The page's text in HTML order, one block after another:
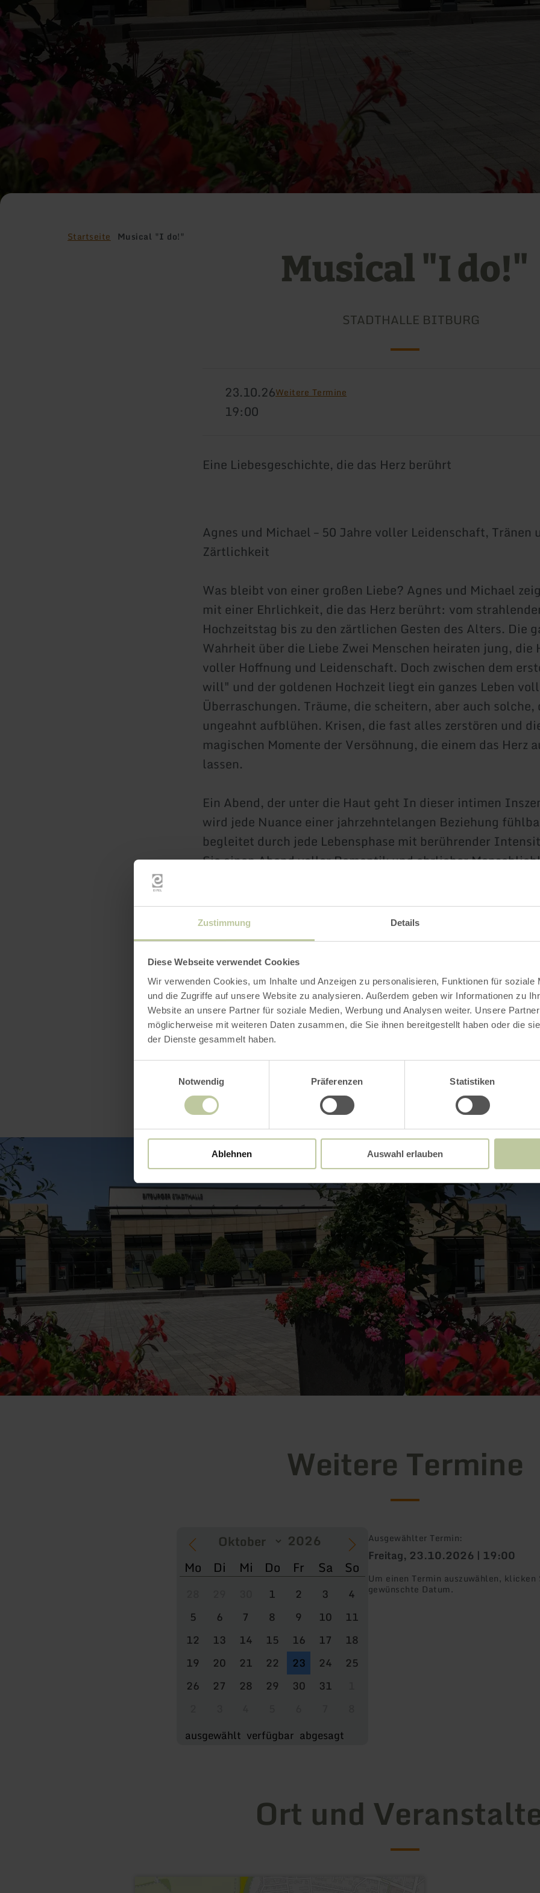
Zustimmung Details
Diese Webseite verwendet Cookies
Wir verwenden Cookies, um Inhalte und Anzeigen zu personalisieren, Funktionen für soziale
und die Zugriffe auf unsere Website zu analysieren. Außerdem geben wir Informationen zu
Website an unsere Partner für soziale Medien, Werbung und Analysen weiter. Unsere
möglicherweise mit weiteren Daten zusammen, die Sie ihnen bereitgestellt haben oder die
der Dienste gesammelt haben.
Notwendig
Präferenzen Statistiken
Ablehnen Auswahl erlauben
Startseite Musical "I do!"
Musical "I do!"
STADTHALLE BITBURG
23.10.26Weitere Termine
19:00
Eine Liebesgeschichte, die das Herz berührt
Agnes und Michael – 50 Jahre voller Leidenschaft, Tränen
Zärtlichkeit
Was bleibt von einer großen Liebe? Agnes und Michael
mit einer Ehrlichkeit, die das Herz berührt: vom
Hochzeitstag bis zu den zärtlichen Gesten des Alters. Die
Wahrheit über die Liebe Zwei Menschen heiraten jung, die
voller Hoffnung und Leidenschaft. Doch zwischen dem
will" und der goldenen Hochzeit liegt ein ganzes Leben
Überraschungen. Träume, die scheitern, aber auch solche,
ungeahnt aufblühen. Krisen, die fast alles zerstören und
magischen Momente der Versöhnung, die einem das Herz
lassen.
Ein Abend, der unter die Haut geht In dieser intimen
wird jede Nuance einer jahrzehntelangen Beziehung
begleitet durch jede Lebensphase mit berührender
Sie einen Abend voller Romantik und ehrlicher
Beginn
Karten für die Veranstaltung sind im Vorverkauf
Vorverkaufsstellen von Ticket - Regional, z.B. bei der
Information, Römermauer 6, Bitburg, Tel.: 06561-94340
Impressionen
Weitere Termine
Mo Di Mi Do Fr Sa So
1 2 3
4
5
6 7 8 9 10
11
12
13 14 15 16 17
18
19
20 21 22 23 24
25
26
27 28 29 30 31
ausgewählt verfügbar abgesagt
Ausgewählter Termin:
Freitag, 23.10.2026 | 19:00
Um einen Termin auszuwählen,
gewünschte Datum.
Ort und